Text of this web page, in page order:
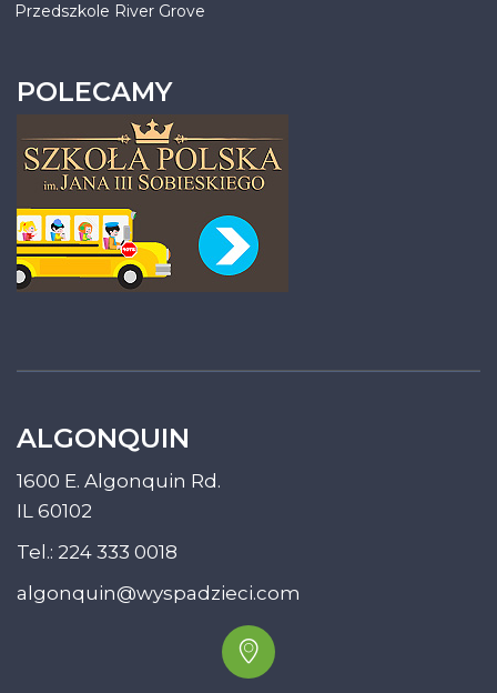
Przedszkole River Grove
POLECAMY
ALGONQUIN
1600 E. Algonquin Rd.
IL 60102
Tel.: 224 333 0018
algonquin@wyspadzieci.com